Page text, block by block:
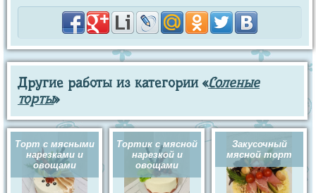
Другие работы из категории «Соленые
торты»
Торт с мясными
нарезками и
овощами
Тортик с мясной
нарезкой и
овощами
Закусочный
мясной торт